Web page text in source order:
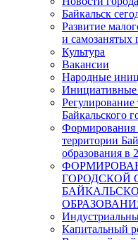
Байкальск
Развитие
и самозанятых
Культура
Вакансии
Народные
Инициативные
Байкальского
Формирования
территории
образования в
ГОРОДСКОЙ
Капитальный